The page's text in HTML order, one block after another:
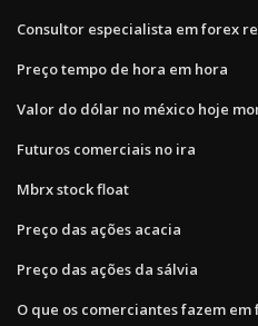
Consultor especialista em forex
Preço tempo de hora em hora
Valor do dólar no méxico hoje
Futuros comerciais no ira
Mbrx stock float
Preço das ações acacia
Preço das ações da sálvia
O que os comerciantes fazem